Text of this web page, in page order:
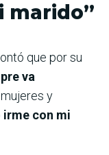
marido”
que por su
va
mujeres y
irme con mi